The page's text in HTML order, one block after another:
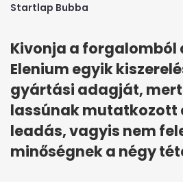
Startlap Bubba
Kivonja a forgalomból
Elenium egyik
gyártási adagját,
lassúnak
leadás, vagyis nem
minőségnek a négy